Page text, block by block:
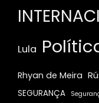
Lula
Rhyan de Meira
SEGURANÇA